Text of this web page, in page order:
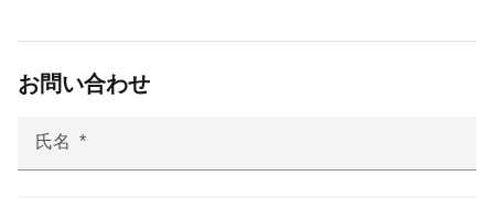
お問い合わせ
氏名